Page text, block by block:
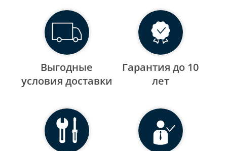
Выгодные
уcловия доставки
Гарантия до 10
лет